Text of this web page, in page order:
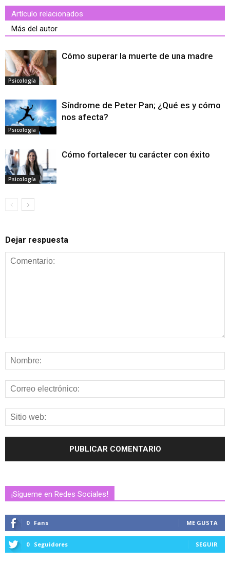
Artículo relacionados
Más del autor
Psicología
Cómo superar la muerte de una madre
Psicología
Síndrome de Peter Pan; ¿Qué es y cómo
nos afecta?
Psicología
Cómo fortalecer tu carácter con éxito
Dejar respuesta
¡Sígueme en Redes Sociales!
0 Fans ME GUSTA
0 Seguidores SEGUIR